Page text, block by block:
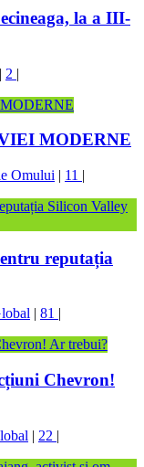
la a III-
| 2 |
MODERNE
Omului | 11 |
reputația
81
Chevron!
| 22 |